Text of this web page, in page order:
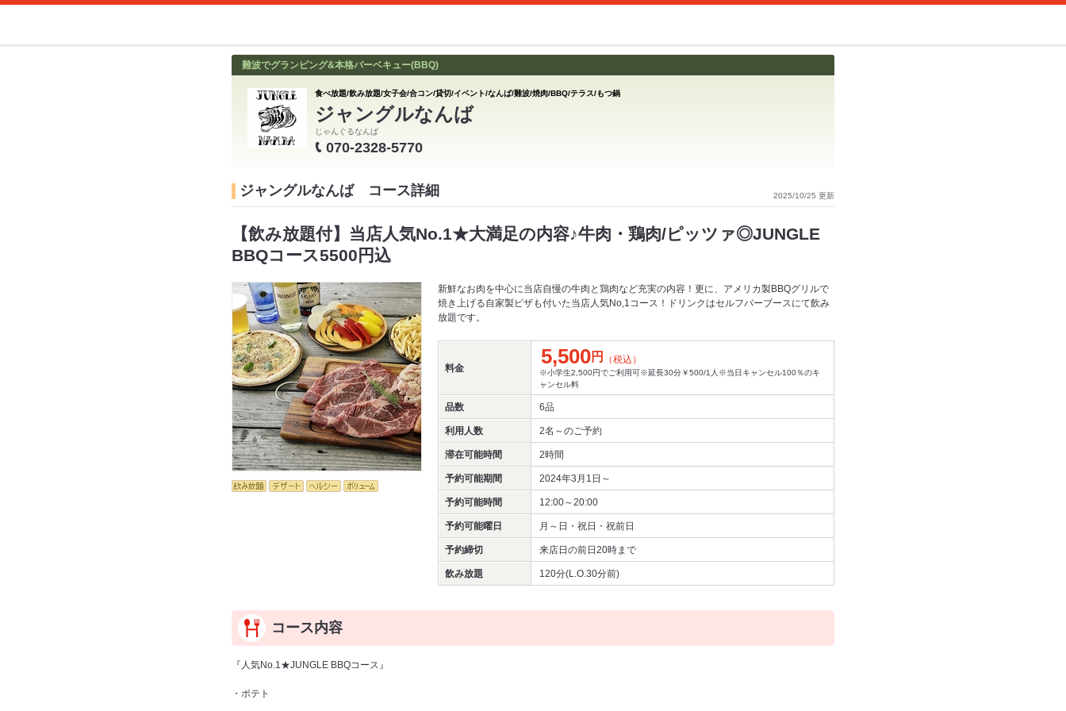
難波でグランピング&本格バーベキュー(BBQ)
食べ放題/飲み放題/女子会/合コン/貸切/イベント/なんば/難波/焼肉/BBQ/テラス/もつ鍋
ジャングルなんば
じゃんぐるなんば
070-2328-5770
2025/10/25 更新
ジャングルなんば コース詳細
【飲み放題付】当店人気No.1★大満足の内容♪牛肉・鶏肉/ピッツァ◎JUNGLE
BBQコース5500円込
新鮮なお肉を中心に当店自慢の牛肉と鶏肉など充実の内容！更に、アメリカ製BBQグリルで
焼き上げる自家製ピザも付いた当店人気No,1コース！ドリンクはセルフバーブースにて飲み
放題です。
料金 5,500円 （税込）
※小学生2,500円でご利用可※延長30分￥500/1人※当日キャンセル100％のキ
ャンセル料
品数 6品
利用人数 2名～のご予約
滞在可能時間 2時間
予約可能期間 2024年3月1日～
予約可能時間 12:00～20:00
予約可能曜日 月～日・祝日・祝前日
予約締切 来店日の前日20時まで
飲み放題 120分(L.O.30分前)
コース内容
『人気No.1★JUNGLE BBQコース』
・ポテト